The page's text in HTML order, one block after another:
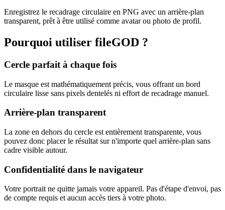
Enregistrez le recadrage circulaire en PNG avec un arrière-plan
transparent, prêt à être utilisé comme avatar ou photo de profil.
Pourquoi utiliser fileGOD ?
Cercle parfait à chaque fois
Le masque est mathématiquement précis, vous offrant un bord
circulaire lisse sans pixels dentelés ni effort de recadrage manuel.
Arrière-plan transparent
La zone en dehors du cercle est entièrement transparente, vous
pouvez donc placer le résultat sur n'importe quel arrière-plan sans
cadre visible autour.
Confidentialité dans le navigateur
Votre portrait ne quitte jamais votre appareil. Pas d'étape d'envoi, pas
de compte requis et aucun accès tiers à votre photo.